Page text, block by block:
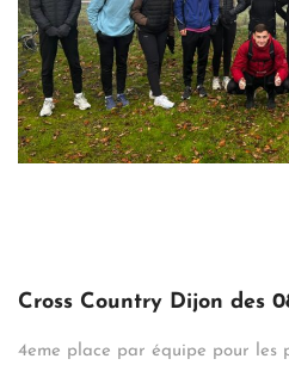
Cross Country Dijon des
4eme place par équipe pour les